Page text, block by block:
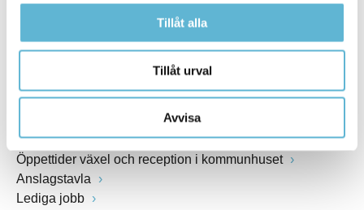
Tillåt alla
Tillåt urval
Avvisa
Fax: 0456-82 22 00
Öppettider växel och reception i kommunhuset
Anslagstavla
Lediga jobb